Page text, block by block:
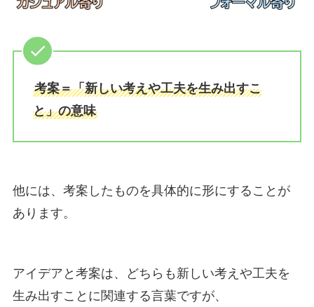
考案＝「新しい考えや工夫を生み出すこ
と」の意味
他には、考案したものを具体的に形にすることが
あります。
アイデアと考案は、どちらも新しい考えや工夫を
生み出すことに関連する言葉ですが、